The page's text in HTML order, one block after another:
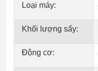
Loại máy:
Khối lượng sấy:
Động cơ: